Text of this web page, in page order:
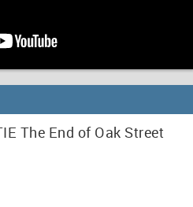
The End of Oak Street